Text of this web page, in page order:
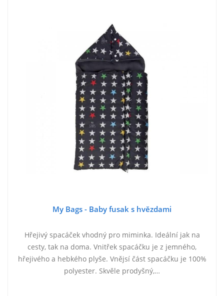
My Bags - Baby fusak s hvězdami
Hřejivý spacáček vhodný pro miminka. Ideální jak na
cesty, tak na doma. Vnitřek spacáčku je z jemného,
hřejivého a hebkého plyše. Vnějsí část spacáčku je 100%
polyester. Skvěle prodyšný,…